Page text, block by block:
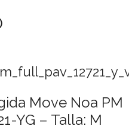
Move Noa PM
YG – Talla: M